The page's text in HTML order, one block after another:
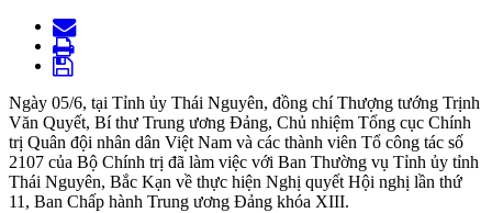
Ngày 05/6, tại Tỉnh ủy Thái Nguyên, đồng chí Thượng tướng Trịnh
Văn Quyết, Bí thư Trung ương Đảng, Chủ nhiệm Tổng cục Chính
trị Quân đội nhân dân Việt Nam và các thành viên Tổ công tác số
2107 của Bộ Chính trị đã làm việc với Ban Thường vụ Tỉnh ủy tỉnh
Thái Nguyên, Bắc Kạn về thực hiện Nghị quyết Hội nghị lần thứ
11, Ban Chấp hành Trung ương Đảng khóa XIII.